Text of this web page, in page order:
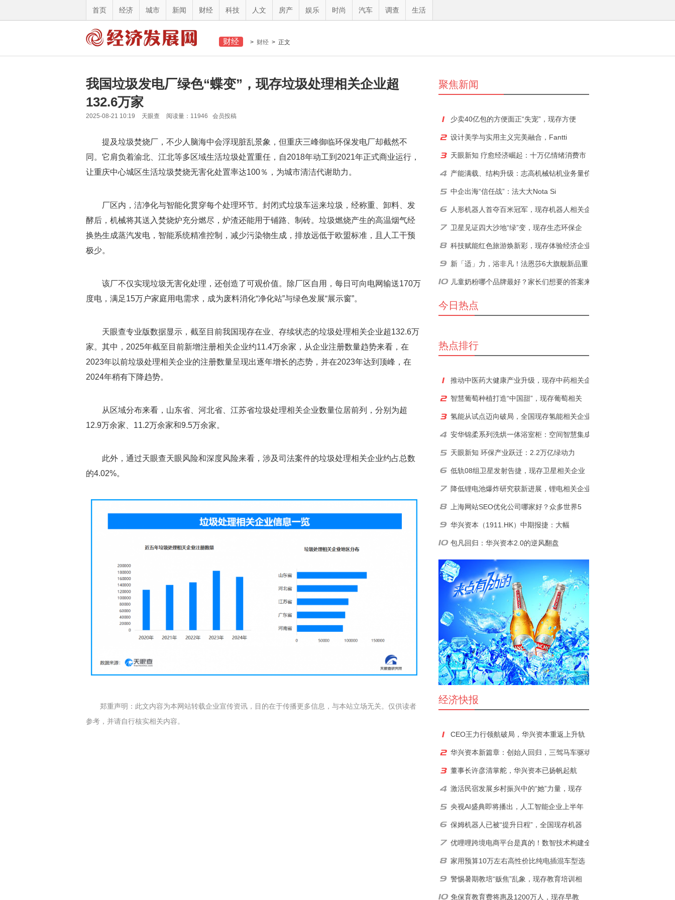
首页 经济 城市 新闻 财经 科技 人文 房产 娱乐 时尚 汽车 调查 生活
财经 > 财经 > 正文
我国垃圾发电厂绿色“蝶变”，现存垃圾处理相关企业超
132.6万家
2025-08-21 10:19 天眼查 阅读量：11946 会员投稿
提及垃圾焚烧厂，不少人脑海中会浮现脏乱景象，但重庆三峰御临环保发电厂却截然不
同。它肩负着渝北、江北等多区域生活垃圾处置重任，自2018年动工到2021年正式商业运行，
让重庆中心城区生活垃圾焚烧无害化处置率达100％，为城市清洁代谢助力。
厂区内，洁净化与智能化贯穿每个处理环节。封闭式垃圾车运来垃圾，经称重、卸料、发
酵后，机械将其送入焚烧炉充分燃尽，炉渣还能用于铺路、制砖。垃圾燃烧产生的高温烟气经
换热生成蒸汽发电，智能系统精准控制，减少污染物生成，排放远低于欧盟标准，且人工干预
极少。
该厂不仅实现垃圾无害化处理，还创造了可观价值。除厂区自用，每日可向电网输送170万
度电，满足15万户家庭用电需求，成为废料消化“净化站”与绿色发展“展示窗”。
天眼查专业版数据显示，截至目前我国现存在业、存续状态的垃圾处理相关企业超132.6万
家。其中，2025年截至目前新增注册相关企业约11.4万余家，从企业注册数量趋势来看，在
2023年以前垃圾处理相关企业的注册数量呈现出逐年增长的态势，并在2023年达到顶峰，在
2024年稍有下降趋势。
从区域分布来看，山东省、河北省、江苏省垃圾处理相关企业数量位居前列，分别为超
12.9万余家、11.2万余家和9.5万余家。
此外，通过天眼查天眼风险和深度风险来看，涉及司法案件的垃圾处理相关企业约占总数
的4.02%。
郑重声明：此文内容为本网站转载企业宣传资讯，目的在于传播更多信息，与本站立场无关。仅供读者
参考，并请自行核实相关内容。
聚焦新闻
少卖40亿包的方便面正“失宠”，现存方便
设计美学与实用主义完美融合，Fantti
天眼新知 疗愈经济崛起：十万亿情绪消费市
产能满载、结构升级：志高机械钻机业务量价
中企出海“信任战”：法大大Nota Si
人形机器人首夺百米冠军，现存机器人相关企
卫星见证四大沙地“绿”变，现存生态环保企
科技赋能红色旅游焕新彩，现存体验经济企业
新「适」力，浴非凡！法恩莎6大旗舰新品重
儿童奶粉哪个品牌最好？家长们想要的答案来
今日热点
热点排行
推动中医药大健康产业升级，现存中药相关企
智慧葡萄种植打造“中国甜”，现存葡萄相关
氢能从试点迈向破局，全国现存氢能相关企业
安华锦柔系列洗烘一体浴室柜：空间智慧集成
天眼新知 环保产业跃迁：2.2万亿绿动力
低轨08组卫星发射告捷，现存卫星相关企业
降低锂电池爆炸研究获新进展，锂电相关企业
上海网站SEO优化公司哪家好？众多世界5
华兴资本（1911.HK）中期报捷：大幅
包凡回归：华兴资本2.0的逆风翻盘
经济快报
CEO王力行领航破局，华兴资本重返上升轨
华兴资本新篇章：创始人回归，三驾马车驱动
董事长许彦清掌舵，华兴资本已扬帆起航
激活民宿发展乡村振兴中的“她”力量，现存
央视AI盛典即将播出，人工智能企业上半年
保姆机器人已被“提升日程”，全国现存机器
优哩哩跨境电商平台是真的！数智技术构建全
家用预算10万左右高性价比纯电插混车型选
警惕暑期教培“贩焦”乱象，现存教育培训相
免保育教育费将惠及1200万人，现存早教